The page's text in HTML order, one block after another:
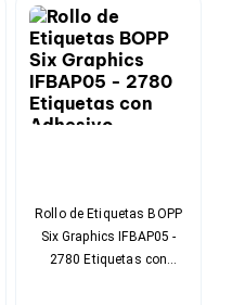
Rollo de Etiquetas BOPP
Six Graphics IFBAP05 -
2780 Etiquetas con